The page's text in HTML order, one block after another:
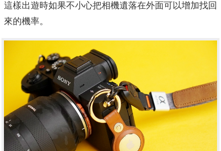
這樣出遊時如果不小心把相機遺落在外面可以增加找回
來的機率。